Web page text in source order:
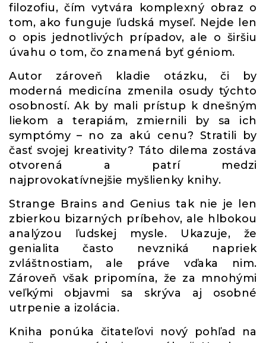
filozofiu, čím vytvára komplexný obraz o
tom, ako funguje ľudská myseľ. Nejde len
o opis jednotlivých prípadov, ale o širšiu
úvahu o tom, čo znamená byť géniom.
Autor zároveň kladie otázku, či by
moderná medicína zmenila osudy týchto
osobností. Ak by mali prístup k dnešným
liekom a terapiám, zmiernili by sa ich
symptómy – no za akú cenu? Stratili by
časť svojej kreativity? Táto dilema zostáva
otvorená a patrí medzi
najprovokatívnejšie myšlienky knihy.
Strange Brains and Genius tak nie je len
zbierkou bizarných príbehov, ale hlbokou
analýzou ľudskej mysle. Ukazuje, že
genialita často nevzniká napriek
zvláštnostiam, ale práve vďaka nim.
Zároveň však pripomína, že za mnohými
veľkými objavmi sa skrýva aj osobné
utrpenie a izolácia.
Kniha ponúka čitateľovi nový pohľad na